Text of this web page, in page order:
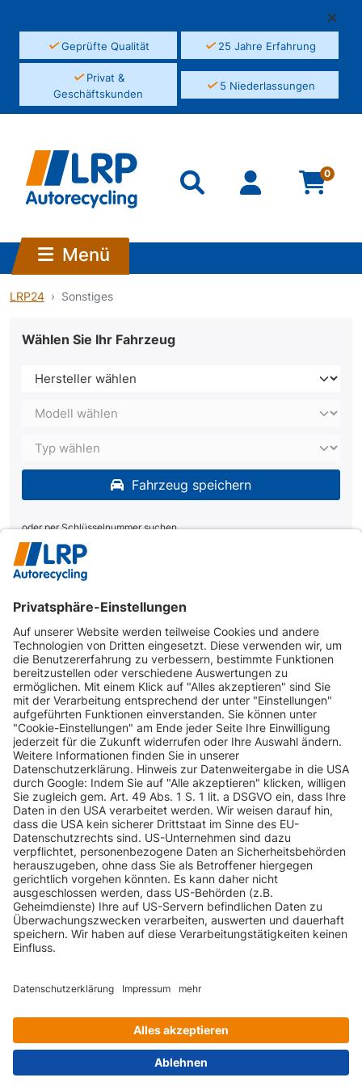
✓Geprüfte Qualität ✓25 Jahre Erfahrung
✓Privat &
Geschäftskunden
✓5 Niederlassungen
0
Menü
LRP24 Sonstiges
Wählen Sie Ihr Fahrzeug
Fahrzeug speichern
oder per Schlüsselnummer suchen
Für Ihre Suchanfrage wurden leider keine Ergebnisse
gefunden.
INFORMATIONEN
KUNDENSERVICE
INFORMATIONEN
ZAHLUNGSARTEN
KONTAKT
GEPRÜFTE QUALITÄT
VERSANDARTEN